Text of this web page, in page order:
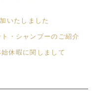
いたしました
・シャンプーのご紹介
休暇に関しまして